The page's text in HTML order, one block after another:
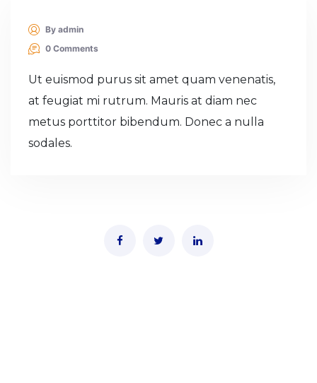
By admin
0 Comments
Ut euismod purus sit amet quam venenatis,
at feugiat mi rutrum. Mauris at diam nec
metus porttitor bibendum. Donec a nulla
sodales.